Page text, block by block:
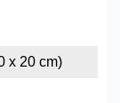
x 20 cm)